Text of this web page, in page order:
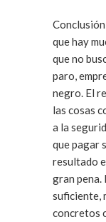
que hay
que no
paro,
negro. El resultado es que los que hacemos
las cosas
a la
que pagar
resultado
gran pena. Pero esto es lo creo y eso no es
suficiente,
concretos